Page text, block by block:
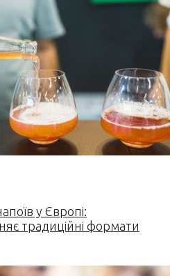
у Європі:
традиційні формати